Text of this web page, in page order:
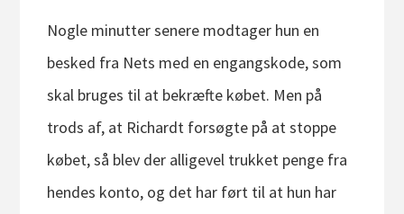
Nogle minutter senere modtager hun en
besked fra Nets med en engangskode, som
skal bruges til at bekræfte købet. Men på
trods af, at Richardt forsøgte på at stoppe
købet, så blev der alligevel trukket penge fra
hendes konto, og det har ført til at hun har